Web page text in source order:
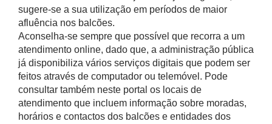
sugere-se a sua utilização em períodos de maior
afluência nos balcões.
Aconselha-se sempre que possível que recorra a um
atendimento online, dado que, a administração pública
já disponibiliza vários serviços digitais que podem ser
feitos através de computador ou telemóvel. Pode
consultar também neste portal os locais de
atendimento que incluem informação sobre moradas,
horários e contactos dos balcões e entidades dos